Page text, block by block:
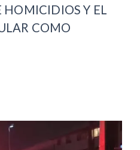
HOMICIDIOS Y EL
COMO